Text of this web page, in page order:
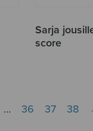
Sarja
score
… 36 37 38